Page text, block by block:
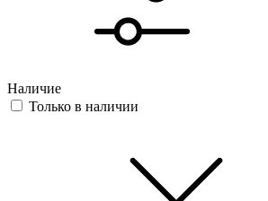
Наличие
Только в наличии